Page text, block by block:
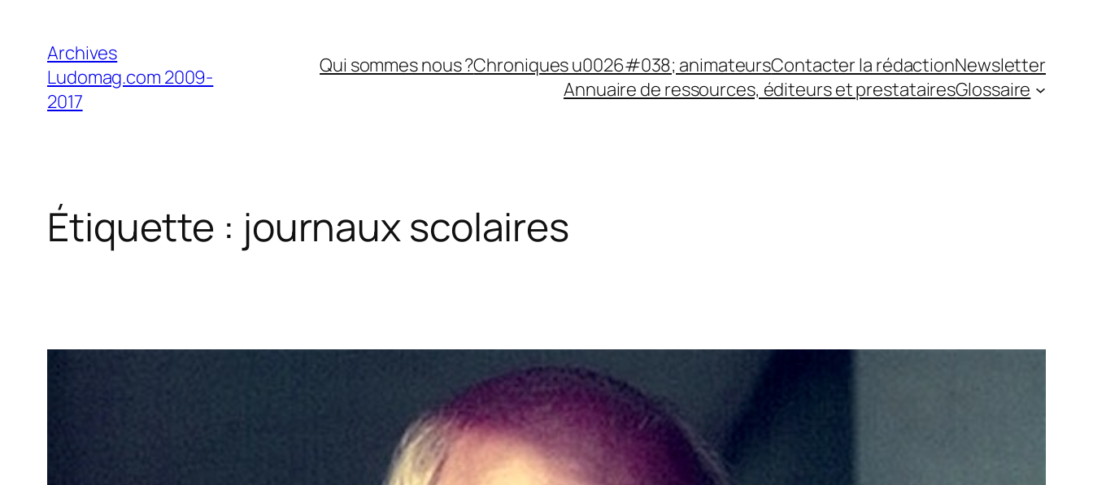
contenu
Archives
Ludomag.com 2009-
2017
Qui sommes nous ?Chroniques u0026#038; animateursContacter la rédactionNewsletter
Annuaire de ressources, éditeurs et prestatairesGlossaire
Étiquette : journaux scolaires